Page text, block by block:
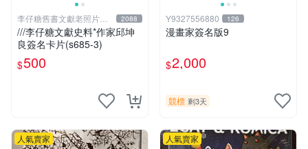
李仔糖舊書文獻老照片名
人收藏館
2088
///李仔糖文獻史料*作家邱坤
良簽名卡片(s685-3)
$500
Y9327556880 126
漫畫家簽名版9
$2,000
競標 剩3天
人氣賣家 人氣賣家